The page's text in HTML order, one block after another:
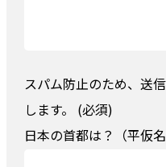
スパム防止のため、送
します。 (必須)
日本の首都は？（平仮名